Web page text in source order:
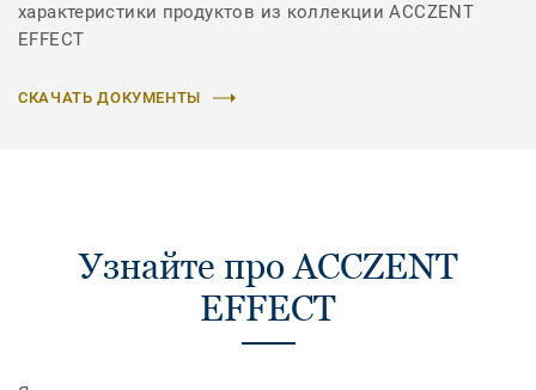
характеристики продуктов из коллекции ACCZENT
EFFECT
СКАЧАТЬ ДОКУМЕНТЫ
Узнайте про ACCZENT
EFFECT